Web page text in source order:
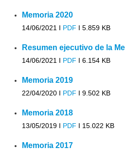
Memoria 2020
14/06/2021 I PDF I 5.859 KB
Resumen ejecutivo de la
14/06/2021 I PDF I 6.154 KB
Memoria 2019
22/04/2020 I PDF I 9.502 KB
Memoria 2018
13/05/2019 I PDF I 15.022 KB
Memoria 2017